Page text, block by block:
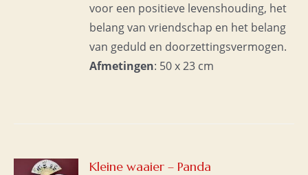
voor een positieve levenshouding, het
belang van vriendschap en het belang
van geduld en doorzettingsvermogen.
Afmetingen: 50 x 23 cm
Kleine waaier – Panda